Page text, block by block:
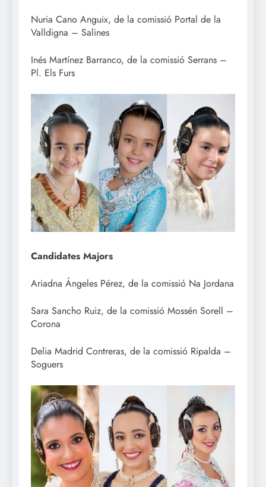
Nuria Cano Anguix, de la comissió Portal de la
Valldigna – Salines
Inés Martínez Barranco, de la comissió Serrans –
Pl. Els Furs
Candidates Majors
Ariadna Ángeles Pérez, de la comissió Na Jordana
Sara Sancho Ruiz, de la comissió Mossén Sorell –
Corona
Delia Madrid Contreras, de la comissió Ripalda –
Soguers